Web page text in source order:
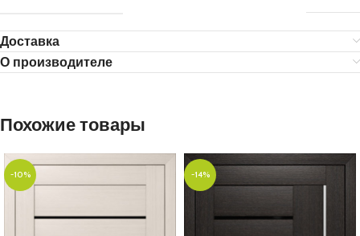
Доставка
О производителе
Похожие товары
-10% -14%